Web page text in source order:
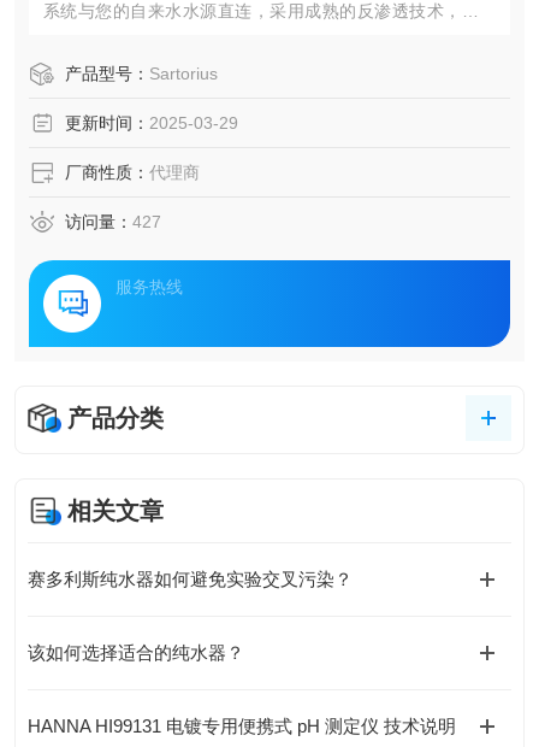
系统与您的自来水水源直连，采用成熟的反渗透技术，与优
水。产品型号： Sartorius
更新时间： 2025-03-29
厂商性质： 代理商
访问量： 427
服务热线
产品分类
相关文章
赛多利斯纯水器如何避免实验交叉污染？
该如何选择适合的纯水器？
HANNA HI99131 电镀专用便携式 pH 测定仪 技术说明